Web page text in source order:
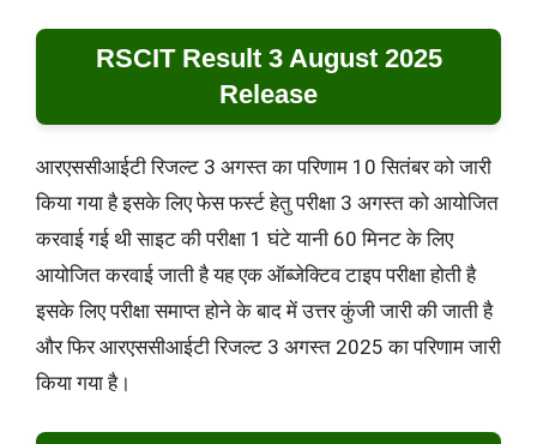
RSCIT Result 3 August 2025
Release
आरएससीआईटी रिजल्ट 3 अगस्त का परिणाम 10 सितंबर को जारी
किया गया है इसके लिए फेस फर्स्ट हेतु परीक्षा 3 अगस्त को आयोजित
करवाई गई थी साइट की परीक्षा 1 घंटे यानी 60 मिनट के लिए
आयोजित करवाई जाती है यह एक ऑब्जेक्टिव टाइप परीक्षा होती है
इसके लिए परीक्षा समाप्त होने के बाद में उत्तर कुंजी जारी की जाती है
और फिर आरएससीआईटी रिजल्ट 3 अगस्त 2025 का परिणाम जारी
किया गया है।